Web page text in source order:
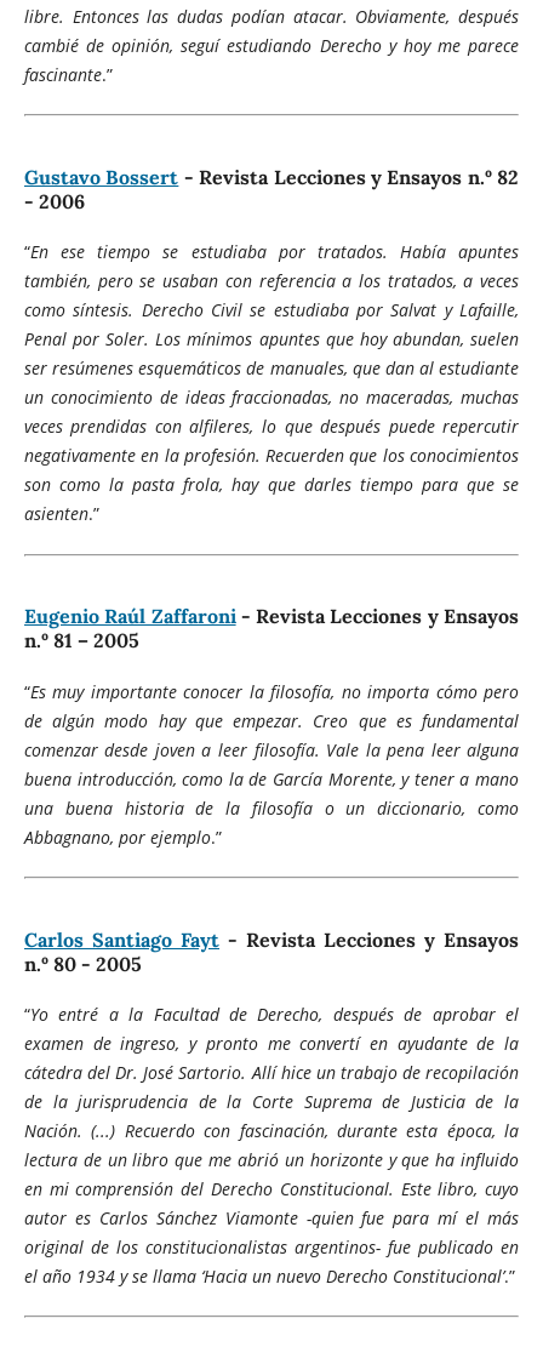
libre. Entonces las dudas podían atacar. Obviamente, después
cambié de opinión, seguí estudiando Derecho y hoy me parece
fascinante.”
Gustavo Bossert - Revista Lecciones y Ensayos n.º 82
- 2006
“En ese tiempo se estudiaba por tratados. Había apuntes
también, pero se usaban con referencia a los tratados, a veces
como síntesis. Derecho Civil se estudiaba por Salvat y Lafaille,
Penal por Soler. Los mínimos apuntes que hoy abundan, suelen
ser resúmenes esquemáticos de manuales, que dan al estudiante
un conocimiento de ideas fraccionadas, no maceradas, muchas
veces prendidas con alfileres, lo que después puede repercutir
negativamente en la profesión. Recuerden que los conocimientos
son como la pasta frola, hay que darles tiempo para que se
asienten.”
Eugenio Raúl Zaffaroni- Revista Lecciones y Ensayos
n.º 81 – 2005
“Es muy importante conocer la filosofía, no importa cómo pero
de algún modo hay que empezar. Creo que es fundamental
comenzar desde joven a leer filosofía. Vale la pena leer alguna
buena introducción, como la de García Morente, y tener a mano
una buena historia de la filosofía o un diccionario, como
Abbagnano, por ejemplo.”
Carlos Santiago Fayt - Revista Lecciones y Ensayos
n.º 80 - 2005
“Yo entré a la Facultad de Derecho, después de aprobar el
examen de ingreso, y pronto me convertí en ayudante de la
cátedra del Dr. José Sartorio. Allí hice un trabajo de recopilación
de la jurisprudencia de la Corte Suprema de Justicia de la
Nación. (...) Recuerdo con fascinación, durante esta época, la
lectura de un libro que me abrió un horizonte y que ha influido
en mi comprensión del Derecho Constitucional. Este libro, cuyo
autor es Carlos Sánchez Viamonte -quien fue para mí el más
original de los constitucionalistas argentinos- fue publicado en
el año 1934 y se llama ‘Hacia un nuevo Derecho Constitucional’.”